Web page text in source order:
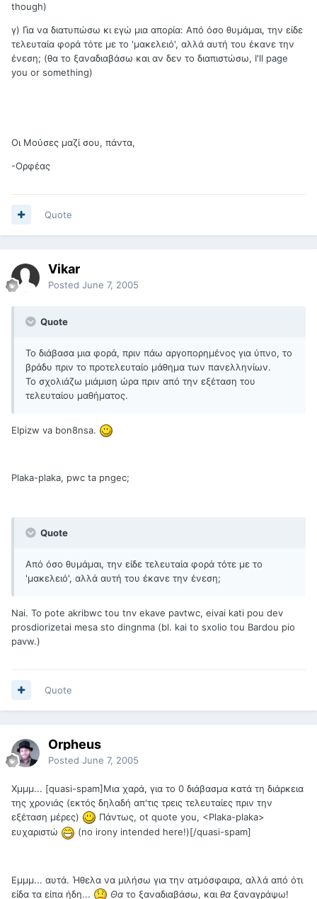
though)
γ) Για να διατυπώσω κι εγώ μια απορία: Από όσο θυμάμαι, την είδε
τελευταία φορά τότε με το 'μακελειό', αλλά αυτή του έκανε την
ένεση; (θα το ξαναδιαβάσω και αν δεν το διαπιστώσω, I'll page
you or something)
Οι Μούσες μαζί σου, πάντα,
-Ορφέας
Quote
Vikar
Posted June 7, 2005
Quote
Το διάβασα μια φορά, πριν πάω αργοπορημένος για ύπνο, το
βράδυ πριν το προτελευταίο μάθημα των πανελληνίων.
Το σχολιάζω μιάμιση ώρα πριν από την εξέταση του
τελευταίου μαθήματος.
Elpizw va bon8nsa.
Plaka-plaka, pwc ta pngec;
Quote
Από όσο θυμάμαι, την είδε τελευταία φορά τότε με το
'μακελειό', αλλά αυτή του έκανε την ένεση;
Nai. To pote akribwc tou tnv ekave pavtwc, eivai kati pou dev
prosdiorizetai mesa sto dingnma (bl. kai to sxolio tou Bardou pio
pavw.)
Quote
Orpheus
Posted June 7, 2005
Χμμμ... [quasi-spam]Μια χαρά, για το 0 διάβασμα κατά τη διάρκεια
της χρονιάς (εκτός δηλαδή απ'τις τρεις τελευταίες πριν την
εξέταση μέρες)
Πάντως, ot quote you, <Plaka-plaka>
ευχαριστώ
(no irony intended here!)[/quasi-spam]
Εμμμ... αυτά. Ήθελα να μιλήσω για την ατμόσφαιρα, αλλά από ότι
είδα τα είπα ήδη...
Θα το ξαναδιαβάσω, και θα ξαναγράψω!